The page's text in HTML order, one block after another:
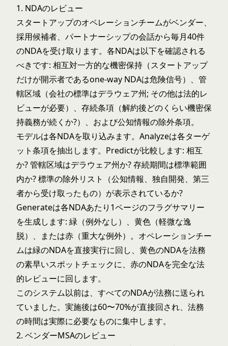
1. NDAのレビュー
スタートアップのオペレーションチームがベンダー、
採用候補者、パートナーシップの会話から毎月40件
のNDAを受け取ります。各NDAは以下を確認される
べきです: 相互対一方的な機密保持（スタートアップ
だけが開示者であるone-way NDAは危険信号）、管
轄区域（会社の標準はデラウェア州; その他は法的レ
ビューが必要）、存続条項（解約後どのくらい機密保
持義務が続くか?）、および公知情報の除外条項。
モデルは各NDAを取り込みます。Analyzeは各ターゲ
ット条項を抽出します。Predictが比較します: 相互
か? 管轄区域はデラウェア州か? 存続期間は標準範囲
内か? 標準の除外リスト（公知情報、独自開発、第三
者から受け取ったもの）が表示されているか?
Generateは各NDAあたり1ページのフラグサマリー
を生成します: 緑（例外なし）、黄色（軽微な逸
脱）、または赤（重大な例外）。オペレーションチー
ムは緑のNDAを直接実行に回し、黄色のNDAを法務
の素早いスポットチェックに、赤のNDAを完全な法
的レビューに回します。
このシステム以前は、すべてのNDAが法務に送られ
ていました。実施後は60〜70%が直接回され、法務
の時間は実際に必要なものに集中します。
2. ベンダーMSAのレビュー